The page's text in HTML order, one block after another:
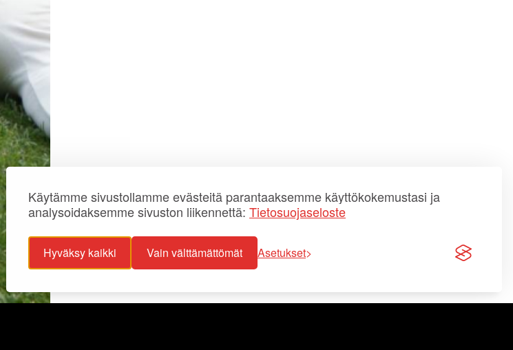
Käytämme sivustollamme evästeitä parantaaksemme käyttökokemustasi ja
analysoidaksemme sivuston liikennettä: Tietosuojaseloste
Hyväksy kaikki Vain välttämättömät Asetukset